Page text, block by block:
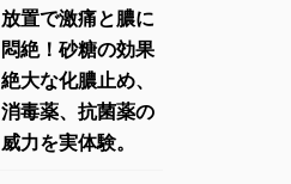
放置で激痛と膿に
悶絶！砂糖の効果
絶大な化膿止め、
消毒薬、抗菌薬の
威力を実体験。